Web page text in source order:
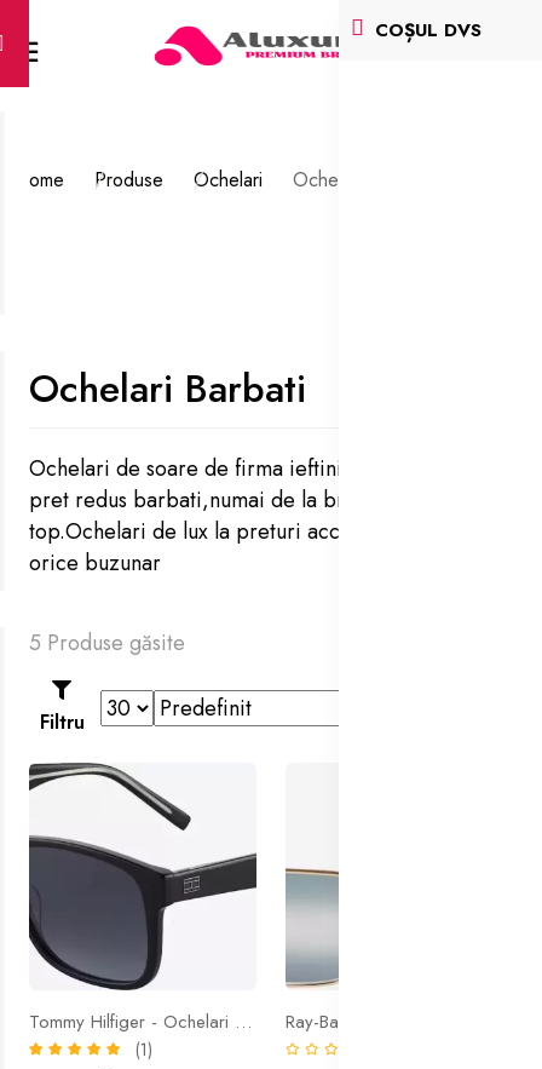
COȘUL DVS
Home Produse Ochelari Ochelari Barbati
Ochelari Barbati
Ochelari de soare de firma ieftini la cel mai bun
pret redus barbati,numai de la branduri de
top.Ochelari de lux la preturi accesibile pentru
orice buzunar
5 Produse găsite
Filtru
Tommy Hilfiger - Ochelari de soare unisex
(1)